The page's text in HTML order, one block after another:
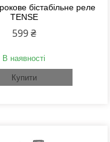
бістабільне реле
TENSE
599 ₴
В наявності
Купити